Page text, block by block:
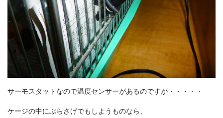
サーモスタットなので温度センサーがあるのですが・・・・・
ケージの中にぶらさげでもしようものなら、